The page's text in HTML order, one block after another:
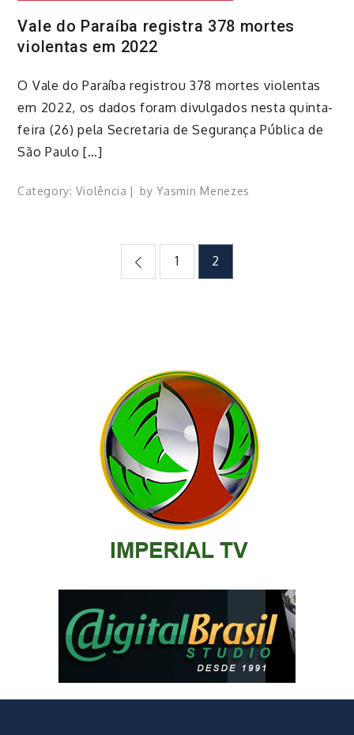
Vale do Paraíba registra 378 mortes
violentas em 2022
O Vale do Paraíba registrou 378 mortes violentas
em 2022, os dados foram divulgados nesta quinta-
feira (26) pela Secretaria de Segurança Pública de
São Paulo […]
Category:Violência byYasmin Menezes
Paginação1 2